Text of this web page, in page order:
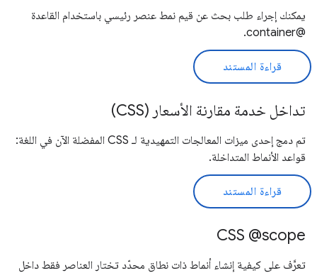
يمكنك إجراء طلب بحث عن قيم نمط عنصر رئيسي باستخدام القاعدة
@container.
قراءة المستند
تداخل خدمة مقارنة الأسعار (CSS)
تم دمج إحدى ميزات المعالجات التمهيدية لـ CSS المفضلة الآن في اللغة:
قواعد الأنماط المتداخلة.
قراءة المستند
CSS @scope
تعرَّف على كيفية إنشاء أنماط ذات نطاق محدّد تختار العناصر فقط داخل